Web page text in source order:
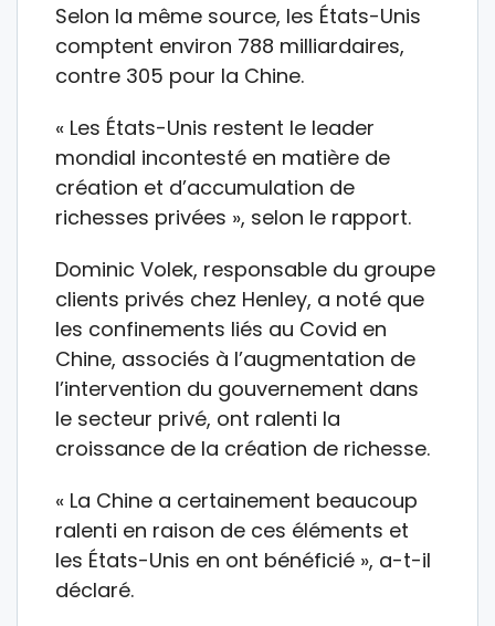
Selon la même source, les États-Unis
comptent environ 788 milliardaires,
contre 305 pour la Chine.
« Les États-Unis restent le leader
mondial incontesté en matière de
création et d’accumulation de
richesses privées », selon le rapport.
Dominic Volek, responsable du groupe
clients privés chez Henley, a noté que
les confinements liés au Covid en
Chine, associés à l’augmentation de
l’intervention du gouvernement dans
le secteur privé, ont ralenti la
croissance de la création de richesse.
« La Chine a certainement beaucoup
ralenti en raison de ces éléments et
les États-Unis en ont bénéficié », a-t-il
déclaré.